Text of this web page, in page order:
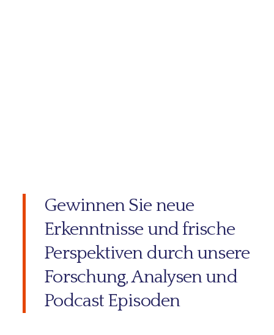
Gewinnen Sie neue
Erkenntnisse und frische
Perspektiven durch unsere
Forschung, Analysen und
Podcast Episoden